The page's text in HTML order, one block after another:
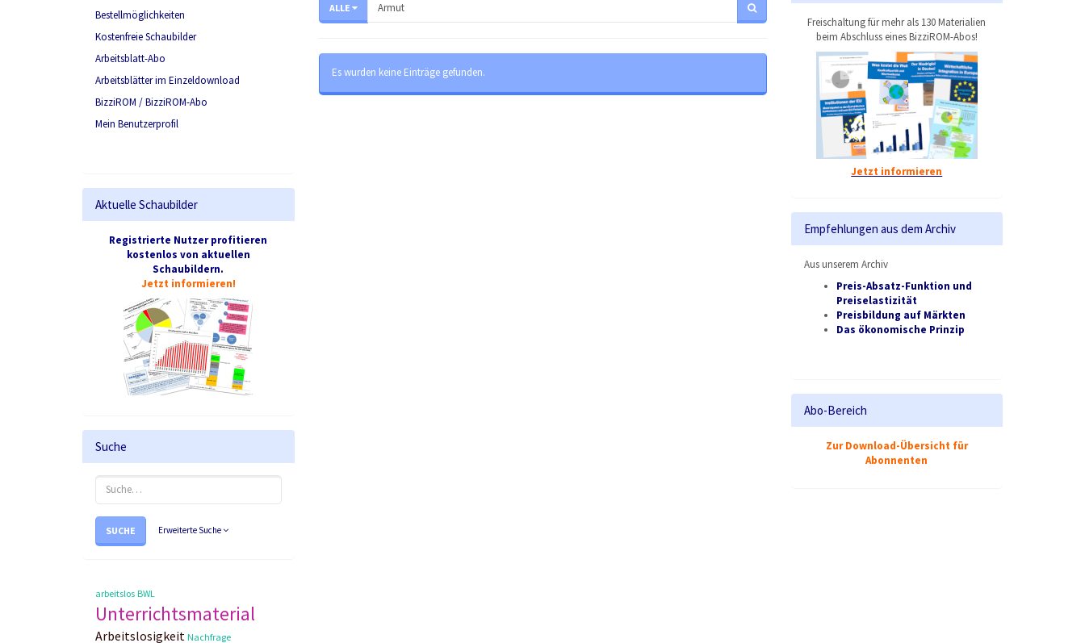
Bestellmöglichkeiten
Kostenfreie Schaubilder
Arbeitsblatt-Abo
Arbeitsblätter im Einzeldownload
BizziROM / BizziROM-Abo
Mein Benutzerprofil
Aktuelle Schaubilder
Registrierte Nutzer profitieren
kostenlos von aktuellen
Schaubildern.
Jetzt informieren!
Suche
SUCHE Erweiterte Suche
arbeitslos BWL
Unterrichtsmaterial
Arbeitslosigkeit Nachfrage
ALLE
Es wurden keine Einträge gefunden.
Freischaltung für mehr als 130 Materialien
beim Abschluss eines BizziROM-Abos!
Jetzt informieren
Empfehlungen aus dem Archiv
Aus unserem Archiv
Preis-Absatz-Funktion und
Preiselastizität
Preisbildung auf Märkten
Das ökonomische Prinzip
Abo-Bereich
Zur Download-Übersicht für
Abonnenten